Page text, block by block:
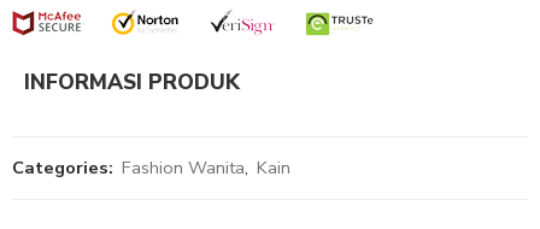
INFORMASI PRODUK
Categories: Fashion Wanita, Kain